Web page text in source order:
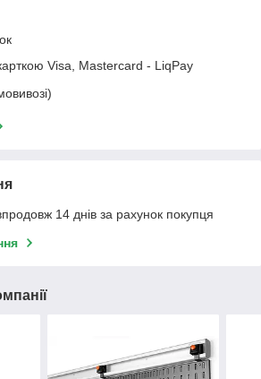
Visa, Mastercard - LiqPay
14 днів за рахунок покупця